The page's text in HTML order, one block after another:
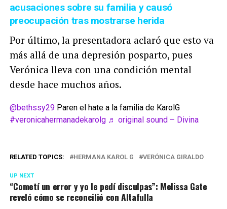
acusaciones sobre su familia y causó
preocupación tras mostrarse herida
Por último, la presentadora aclaró que esto va
más allá de una depresión posparto, pues
Verónica lleva con una condición mental
desde hace muchos años.
@bethssy29Paren el hate a la familia de KarolG
#veronicahermanadekarolg ♬ original sound – Divina
RELATED TOPICS: HERMANA KAROL G VERÓNICA GIRALDO
UP NEXT
“Cometí un error y yo le pedí disculpas”: Melissa Gate
reveló cómo se reconcilió con Altafulla